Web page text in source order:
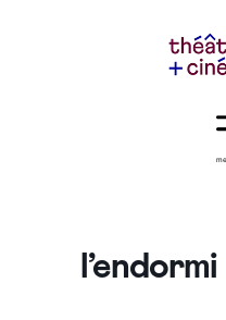
l’endormi